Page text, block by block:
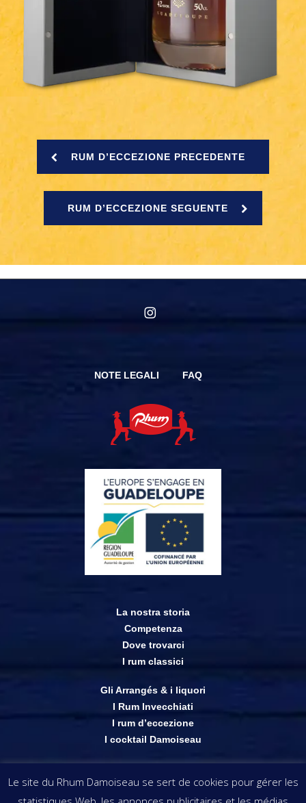
RUM D’ECCEZIONE PRECEDENTE
RUM D’ECCEZIONE SEGUENTE
NOTE LEGALI FAQ
La nostra storia
Competenza
Dove trovarci
I rum classici
Gli Arrangés & i liquori
I Rum Invecchiati
I rum d’eccezione
I cocktail Damoiseau
Punti vendita
Le site du Rhum Damoiseau se sert de cookies pour gérer les